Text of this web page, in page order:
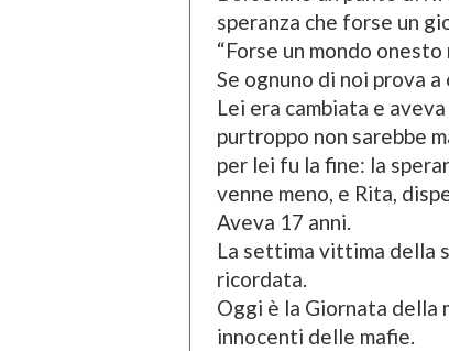
speranza che forse un
“Forse un mondo
Se ognuno di noi prova
Lei era cambiata e
purtroppo non sarebbe
per lei fu la fine: la
venne meno, e Rita,
Aveva 17 anni.
La settima vittima della
ricordata.
Oggi è la Giornata della
innocenti delle mafie.